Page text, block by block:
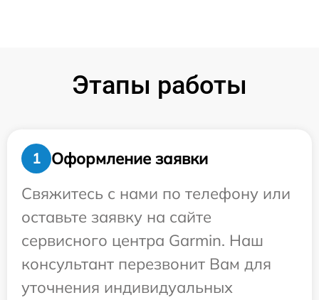
Этапы работы
1
Оформление заявки
Свяжитесь с нами по телефону или
оставьте заявку на сайте
сервисного центра Garmin. Наш
консультант перезвонит Вам для
уточнения индивидуальных